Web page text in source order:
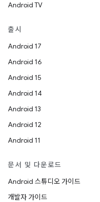
Android TV
출시
Android 17
Android 16
Android 15
Android 14
Android 13
Android 12
Android 11
문서 및 다운로드
Android 스튜디오 가이드
개발자 가이드